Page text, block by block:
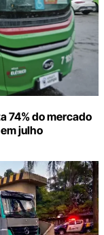
74% do mercado
julho